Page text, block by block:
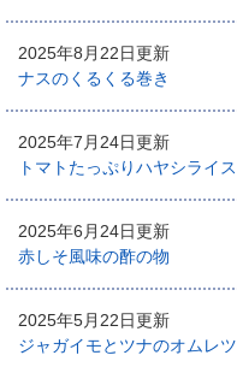
2025年8月22日更新
ナスのくるくる巻き
2025年7月24日更新
トマトたっぷりハヤシライス
2025年6月24日更新
赤しそ風味の酢の物
2025年5月22日更新
ジャガイモとツナのオムレツ